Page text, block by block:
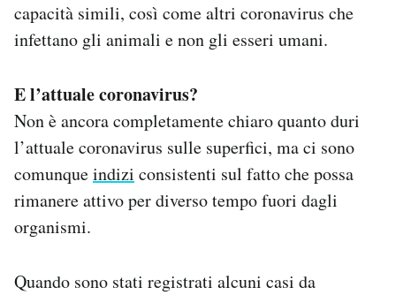
capacità simili, così come altri coronavirus che
infettano gli animali e non gli esseri umani.
E l’attuale coronavirus?
Non è ancora completamente chiaro quanto duri
l’attuale coronavirus sulle superfici, ma ci sono
comunqueindizi consistenti sul fatto che possa
rimanere attivo per diverso tempo fuori dagli
organismi.
Quando sono stati registrati alcuni casi da